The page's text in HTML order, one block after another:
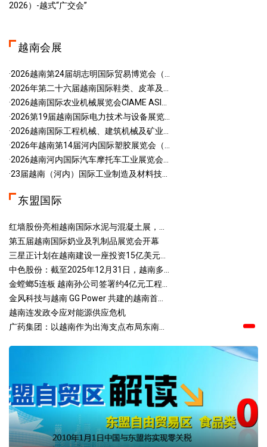
2026）-越式“广交会”
越南会展
·2026越南第24届胡志明国际贸易博览会（...
·2026年第二十六届越南国际鞋类、皮革及...
·2026越南国际农业机械展览会CIAME ASI...
·2026第19届越南国际电力技术与设备展览...
·2026越南国际工程机械、建筑机械及矿业...
·2026年越南第14届河内国际塑胶展览会（...
·2026越南河内国际汽车摩托车工业展览会...
·23届越南（河内）国际工业制造及材料技...
东盟国际
红墙股份亮相越南国际水泥与混凝土展，...
第五届越南国际奶业及乳制品展览会开幕
三星正计划在越南建设一座投资15亿美元...
中色股份：截至2025年12月31日，越南多...
金螳螂5连板 越南孙公司签署约4亿元工程...
金风科技与越南 GG Power 共建的越南首...
越南连发政令应对能源供应危机
广药集团：以越南作为出海支点布局东南...